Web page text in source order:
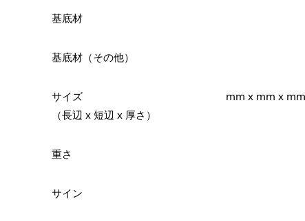
基底材
基底材（その他）
サイズ
（長辺 x 短辺 x 厚さ）
mm x mm x mm
重さ
サイン